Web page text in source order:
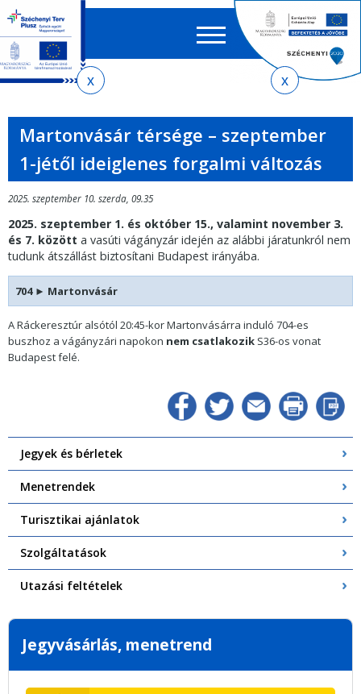
menetrendkeresőhöz
almenühöz
tartalomra
oldaltérképre
EN HU
űrlap
Martonvásár térsége – szeptember
1-jétől ideiglenes forgalmi változás
2025. szeptember 10. szerda, 09.35
2025. szeptember 1. és október 15., valamint november 3.
és 7. között a vasúti vágányzár idején az alábbi járatunkról nem
tudunk átszállást biztosítani Budapest irányába.
704 ► Martonvásár
A Ráckeresztúr alsótól 20:45-kor Martonvásárra induló 704-es
buszhoz a vágányzári napokon nem csatlakozik S36-os vonat
Budapest felé.
Jegyek és bérletek
Menetrendek
Turisztikai ajánlatok
Szolgáltatások
Utazási feltételek
Jegyvásárlás, menetrend